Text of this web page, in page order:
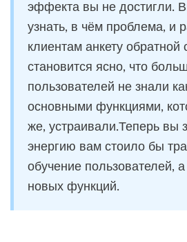
эффекта вы не достигли.
узнать, в чём проблема, и
клиентам анкету обратной
становится ясно, что
пользователей не знали
основными функциями,
же, устраивали.Теперь вы
энергию вам стоило бы
обучение пользователей,
новых функций.